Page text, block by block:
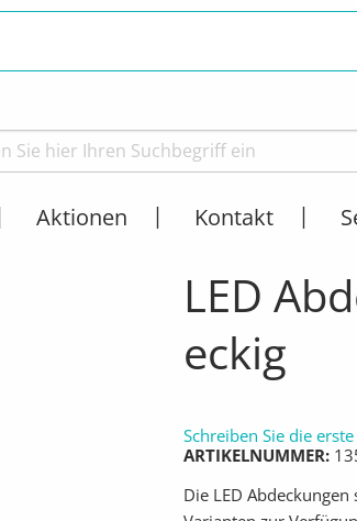
Aktionen Kontakt
LED-PROFILE & ZUBEHÖR AKTUELL:
LED
LED
eckig
Schreiben Sie die
ARTIKELNUMMER
Die LED